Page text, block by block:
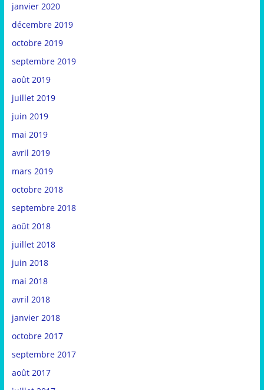
janvier 2020
décembre 2019
octobre 2019
septembre 2019
août 2019
juillet 2019
juin 2019
mai 2019
avril 2019
mars 2019
octobre 2018
septembre 2018
août 2018
juillet 2018
juin 2018
mai 2018
avril 2018
janvier 2018
octobre 2017
septembre 2017
août 2017